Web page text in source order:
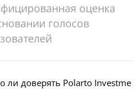
оценка
голосов
доверять Polarto Investment